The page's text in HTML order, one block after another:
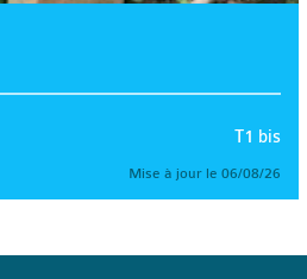
T1 bis
Mise à jour le 06/08/26